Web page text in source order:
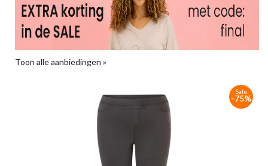
Toon alle aanbiedingen »
Sale
-75%